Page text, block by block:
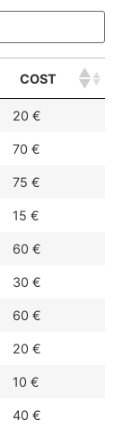
COST
20 €
70 €
75 €
15 €
60 €
30 €
60 €
20 €
10 €
40 €